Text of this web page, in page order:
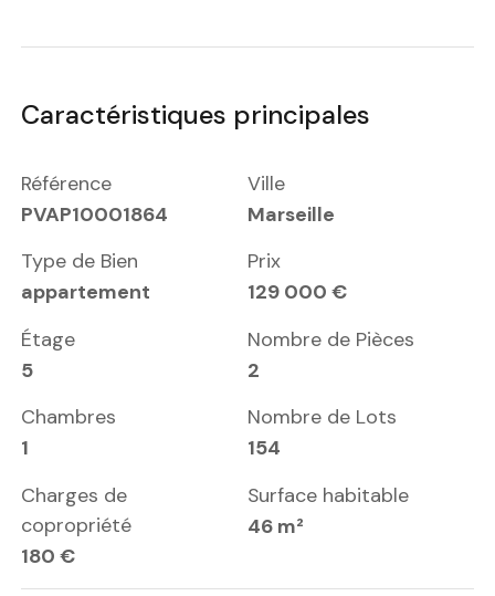
Caractéristiques principales
Référence
PVAP10001864
Ville
Marseille
Type de Bien
appartement
Prix
129 000 €
Étage
5
Nombre de Pièces
2
Chambres
1
Nombre de Lots
154
Charges de
copropriété
180 €
Surface habitable
46 m²